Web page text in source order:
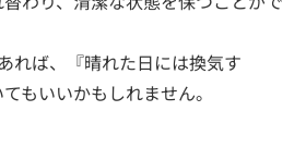
れば、『晴れた日には換気す
もいいかもしれません。